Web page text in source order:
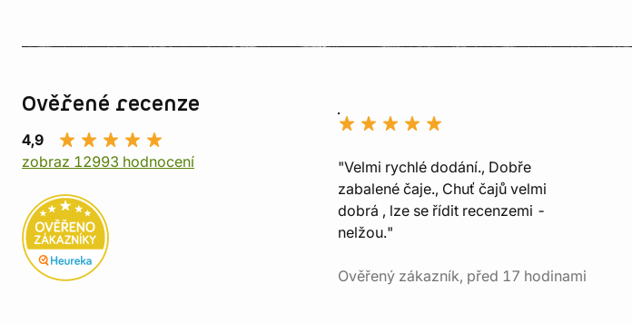
Ověřené recenze
4,9
zobraz 12993 hodnocení
"Velmi rychlé dodání., Dobře
zabalené čaje., Chuť čajů velmi
dobrá , lze se řídit recenzemi -
nelžou."
Ověřený zákazník, před 17 hodinami